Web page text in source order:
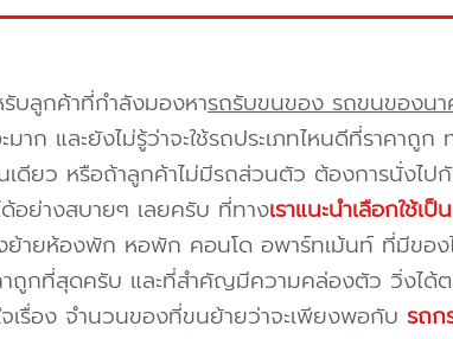
รับลูกค้าที่กำลังมองหารถรับขนของ รถขนของน
มาก และยังไม่รู้ว่าจะใช้รถประเภทไหนดีที่ราคาถู
เดียว หรือถ้าลูกค้าไม่มีรถส่วนตัว ต้องการนั่งไป
ด้อย่างสบายๆ เลยครับ ที่ทางเราแนะนำเลือกใช้เป็
ย้ายห้องพัก หอพัก คอนโด อพาร์ทเม้นท์ ที่มีของ
าถูกที่สุดครับ และที่สำคัญมีความคล่องตัว วิ่งได้
จเรื่อง จำนวนของที่ขนย้ายว่าจะเพียงพอกับ รถก